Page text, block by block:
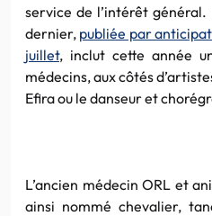
service de l’intérêt
dernier, publiée par
juillet, inclut cette année
médecins, aux côtés
Efira ou le danseur et
L’ancien médecin ORL et
ainsi nommé chevalier,